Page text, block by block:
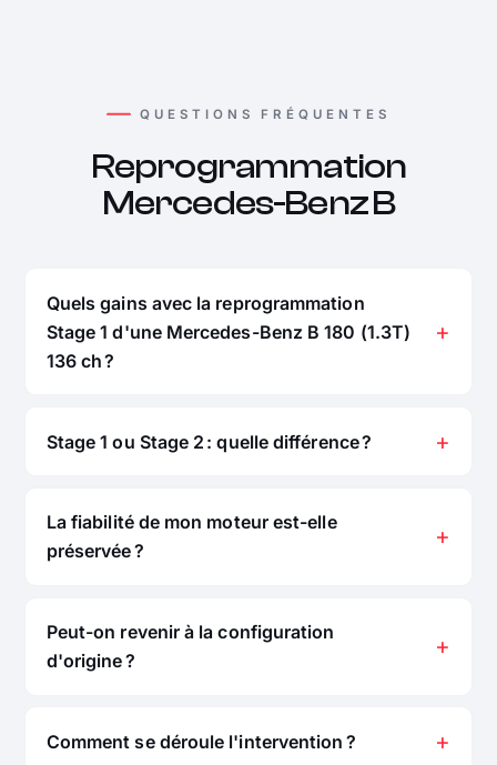
QUESTIONS FRÉQUENTES
Reprogrammation
Mercedes-Benz B
Quels gains avec la reprogrammation
Stage 1 d'une Mercedes-Benz B 180 (1.3T)
136 ch ?
Stage 1 ou Stage 2 : quelle différence ?
La fiabilité de mon moteur est-elle
préservée ?
Peut-on revenir à la configuration
d'origine ?
Comment se déroule l'intervention ?